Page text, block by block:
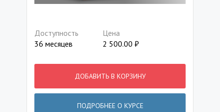
Доступность
36 месяцев
Цена
2 500.00 ₽
ДОБАВИТЬ В КОРЗИНУ
ПОДРОБНЕЕ О КУРСЕ